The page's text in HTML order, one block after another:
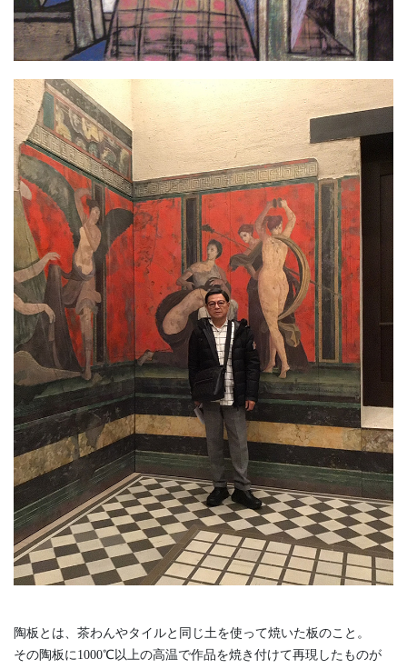
陶板とは、茶わんやタイルと同じ土を使って焼いた板のこと。
その陶板に1000℃以上の高温で作品を焼き付けて再現したものが